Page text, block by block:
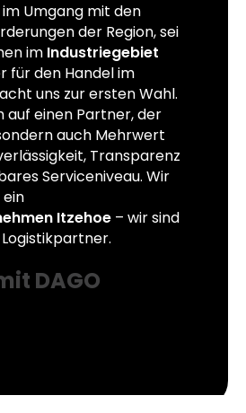
Umgang mit den
der Region, sei
im Industriegebiet
für den Handel im
uns zur ersten Wahl.
auf einen Partner, der
auch Mehrwert
Transparenz
Serviceniveau. Wir
Itzehoe – wir sind
DAGO